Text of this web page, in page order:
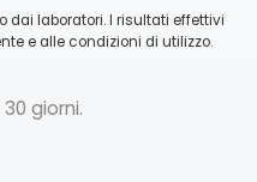
dai laboratori. I risultati effettivi
e alle condizioni di utilizzo.
giorni.